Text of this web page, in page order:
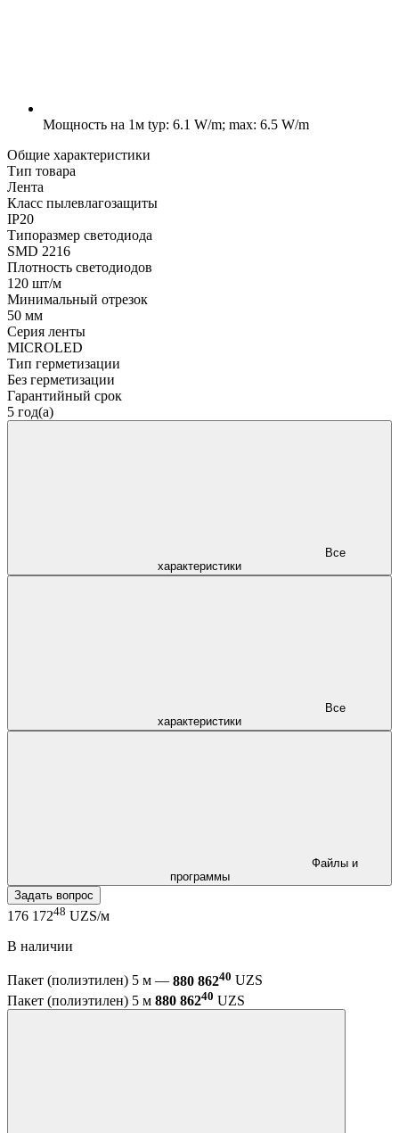
Мощность на 1м typ: 6.1 W/m; max: 6.5 W/m
Общие характеристики
Тип товара
Лента
Класс пылевлагозащиты
IP20
Типоразмер светодиода
SMD 2216
Плотность светодиодов
120 шт/м
Минимальный отрезок
50 мм
Серия ленты
MICROLED
Тип герметизации
Без герметизации
Гарантийный срок
5 год(а)
характеристики
характеристики
программы
Задать вопрос
176 17248 UZS/м
В наличии
Пакет (полиэтилен) 5 м — 880 86240 UZS
Пакет (полиэтилен) 5 м 880 86240 UZS